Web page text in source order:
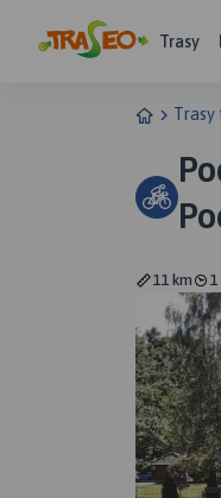
Trasy
Trasy
11 km 1